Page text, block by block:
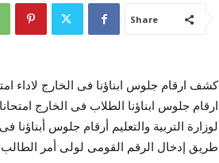
Share
لوزارة التربية والتعليم أرقام جلوس
طريق إدخال الرقم القومى لولى أمر